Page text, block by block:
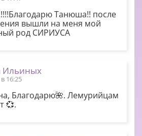
Танюша!! после
вышли на меня мой
род СИРИУСА
Ильиных
16:25
Благодарю🌺. Лемурийцам
💞.